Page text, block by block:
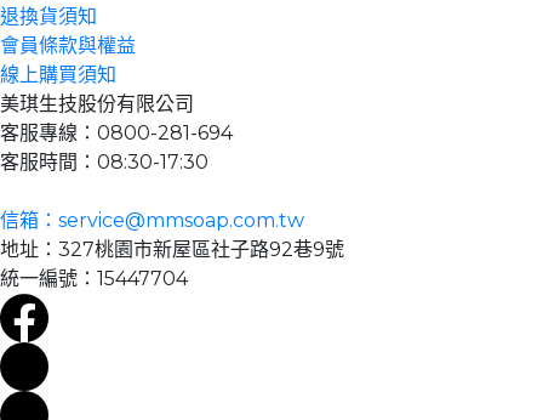
退換貨須知
會員條款與權益
線上購買須知
美琪生技股份有限公司
客服專線：0800-281-694
客服時間：08:30-17:30
信箱：service@mmsoap.com.tw
地址：327桃園市新屋區社子路92巷9號
統一編號：15447704